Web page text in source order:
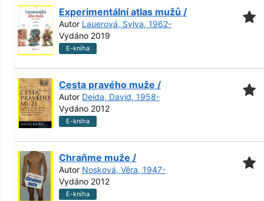
Experimentální atlas mužů /
Autor Lauerová, Sylva, 1962-
Vydáno 2019
E-kniha
Cesta pravého muže /
Autor Deida, David, 1958-
Vydáno 2012
E-kniha
Chraňme muže /
Autor Nosková, Věra, 1947-
Vydáno 2012
E-kniha